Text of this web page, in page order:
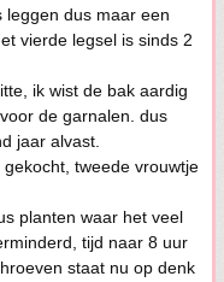
leggen dus maar een
vierde legsel is sinds 2
ik wist de bak aardig
de garnalen. dus
jaar alvast.
tweede vrouwtje
planten waar het veel
tijd naar 8 uur
staat nu op denk